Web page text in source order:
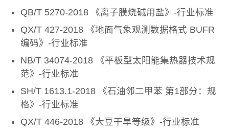
QB/T 5270-2018 《离子膜烧碱用盐》-行业标准
QX/T 427-2018 《地面气象观测数据格式 BUFR
编码》-行业标准
NB/T 34074-2018 《平板型太阳能集热器技术规
范》-行业标准
SH/T 1613.1-2018 《石油邻二甲苯 第1部分：规
格》-行业标准
QX/T 446-2018 《大豆干旱等级》-行业标准